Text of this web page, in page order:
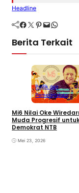
Headline
Facebook Twitter Pinterest Mail WhatsApp
Berita Terkait
Politik dan
Pemerintahan
Mi6 Nilai Oke
Muda Progresif
Demokrat NTB
Mei 23, 2026